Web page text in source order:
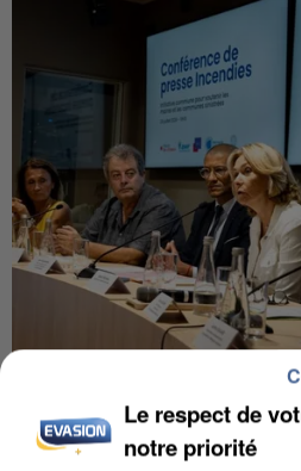
INCENDIES : L’ÎLE-DE-
DE SOLIDARITÉ AVEC LES...
Le respect de
notre priorité